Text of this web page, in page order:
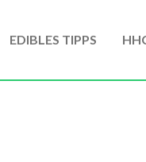
EDIBLES TIPPS